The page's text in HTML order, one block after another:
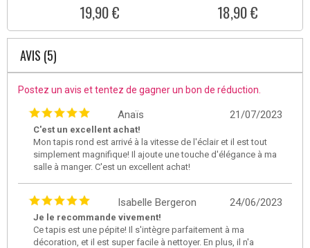
19,90 € 18,90 €
AVIS (5)
Postez un avis et tentez de gagner un bon de réduction.
21/07/2023
Anaïs
C'est un excellent achat!
Mon tapis rond est arrivé à la vitesse de l'éclair et il est tout
simplement magnifique! Il ajoute une touche d'élégance à ma
salle à manger. C'est un excellent achat!
24/06/2023
Isabelle Bergeron
Je le recommande vivement!
Ce tapis est une pépite! Il s'intègre parfaitement à ma
décoration, et il est super facile à nettoyer. En plus, il n'a